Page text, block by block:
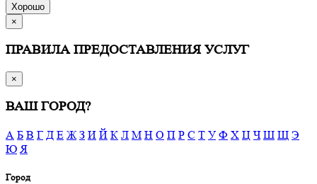
Хорошо
×
ПРАВИЛА ПРЕДОСТАВЛЕНИЯ УСЛУГ
×
ВАШ ГОРОД?
А Б В Г Д Е Ж З И Й К Л М Н О П Р С Т У Ф Х Ц Ч Ш Щ Э
Ю Я
Город